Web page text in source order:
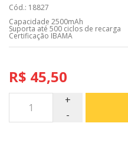
Cód.: 18827
Capacidade 2500mAh
Suporta até 500 ciclos de recarga
Certificação IBAMA
R$ 45,50